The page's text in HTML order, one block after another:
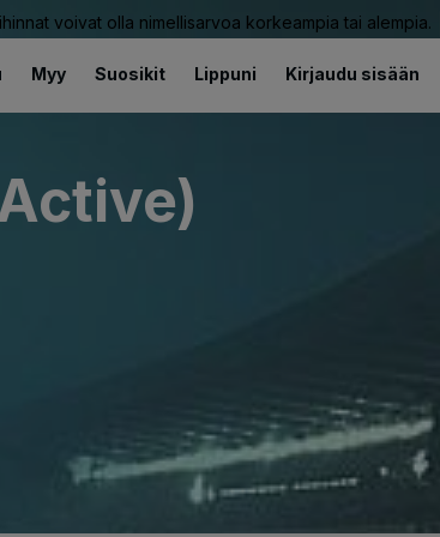
voivat olla nimellisarvoa korkeampia tai alempia.
Myy Suosikit Lippuni Kirjaudu sisään